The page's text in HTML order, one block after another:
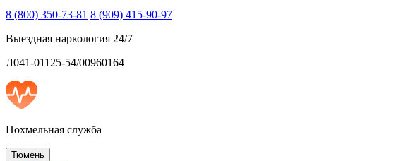
8 (800) 350-73-81 8 (909) 415-90-97
Выездная наркология 24/7
Л041-01125-54/00960164
Похмельная служба
Тюмень